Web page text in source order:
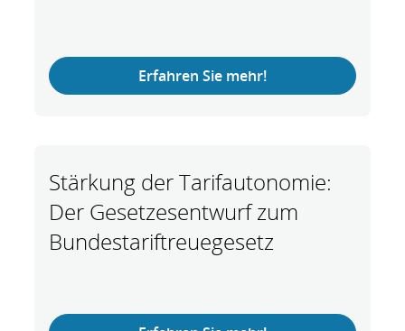
Erfahren Sie mehr!
Stärkung der Tarifautonomie:
Der Gesetzesentwurf zum
Bundestariftreuegesetz